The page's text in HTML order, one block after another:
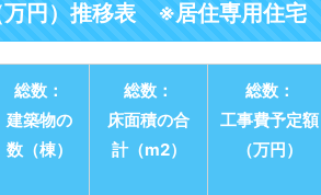
万円）推移表 ※居住専用住宅
総数：
建築物の
数（棟）
総数：
床面積の合
計（m2）
総数：
工事費予定額
（万円）